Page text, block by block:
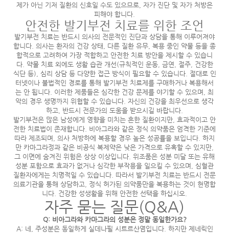
제가 아닌 기저 질환의 신호일 수도 있으므로, 자가 진단 및 자가 처방은
피해야 합니다.
안전한 발기부전 치료를 위한 조언
발기부전 치료는 반드시 의사의 전문적인 진단과 상담을 통해 이루어져야
합니다. 의사는 환자의 건강 상태, 다른 질환 유무, 복용 중인 약물 등을 종
합적으로 고려하여 가장 적합하고 안전한 치료 방안을 제시할 수 있습니
다. 약물 치료 외에도 생활 습관 개선(규칙적인 운동, 금연, 절주, 건강한
식단 등), 심리 상담 등 다양한 접근 방식이 필요할 수 있습니다. 절대로 인
터넷이나 불법적인 경로를 통해 발기부전 치료제를 구매하거나 복용해서
는 안 됩니다. 이러한 제품들은 심각한 건강 문제를 야기할 수 있으며, 최
악의 경우 생명까지 위협할 수 있습니다. 자신의 건강을 최우선으로 생각
하고, 반드시 전문가의 도움을 받으시길 바랍니다.
발기부전은 많은 남성에게 영향을 미치는 흔한 질환이지만, 효과적이고 안
전한 치료법이 존재합니다. 비아그라와 같은 정식 의약품은 엄격한 기준에
따라 제조되며, 의사 처방하에 복용할 경우 높은 성공률을 보입니다. 하지
만 카마그라정과 같은 비공식 복제약은 낮은 가격으로 유혹할 수 있지만,
그 이면에 숨겨진 위험은 상상 이상입니다. 위조품은 성분 미달 또는 유해
성분 포함으로 효과가 없거나 심각한 부작용을 일으킬 수 있으며, 심혈관
질환자에게는 치명적일 수 있습니다. 따라서 발기부전 치료는 반드시 전문
의료기관을 통해 상담하고, 정식 허가된 의약품만을 복용하는 것이 현명합
니다. 건강한 성생활을 위해 안전한 선택을 하십시오.
자주 묻는 질문(Q&A)
Q: 비아그라와 카마그라의 성분은 정말 동일한가요?
A: 네, 주성분은 동일하게 실데나필 시트르산염입니다. 하지만 제네릭인